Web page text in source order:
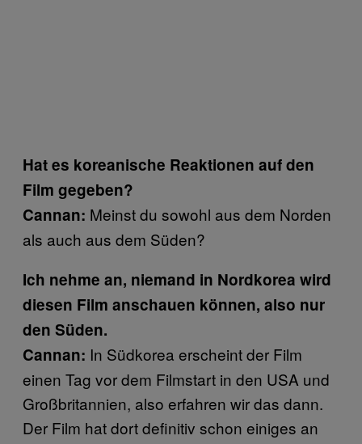
Hat es koreanische Reaktionen auf den
Film gegeben?
Cannan: Meinst du sowohl aus dem Norden
als auch aus dem Süden?
Ich nehme an, niemand in Nordkorea wird
diesen Film anschauen können, also nur
den Süden.
Cannan: In Südkorea erscheint der Film
einen Tag vor dem Filmstart in den USA und
Großbritannien, also erfahren wir das dann.
Der Film hat dort definitiv schon einiges an